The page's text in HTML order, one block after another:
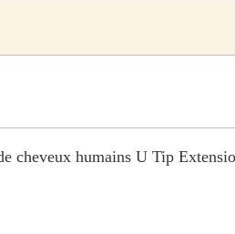
humains U Tip